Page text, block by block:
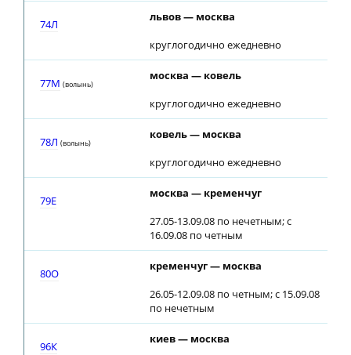
74Л
львов — москва
круглогодично ежедневно
77М (волынь)
москва — ковель
круглогодично ежедневно
78Л (волынь)
ковель — москва
круглогодично ежедневно
79E
москва — кременчуг
27.05-13.09.08 по нечетным; с
16.09.08 по четным
80О
кременчуг — москва
26.05-12.09.08 по четным; с 15.09.08
по нечетным
96К
киев — москва